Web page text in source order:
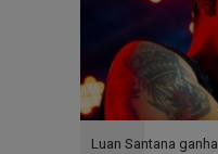
Luan Santana ganha